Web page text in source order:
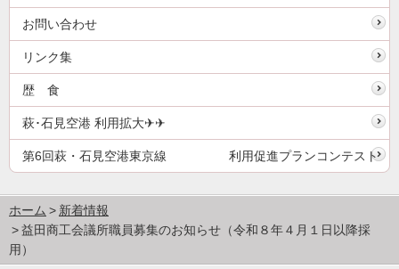
お問い合わせ
リンク集
歴 食
萩･石見空港 利用拡大✈✈
第6回萩・石見空港東京線 利用促進プランコンテスト
ホーム
新着情報
益田商工会議所職員募集のお知らせ（令和８年４月１日以降採
用）